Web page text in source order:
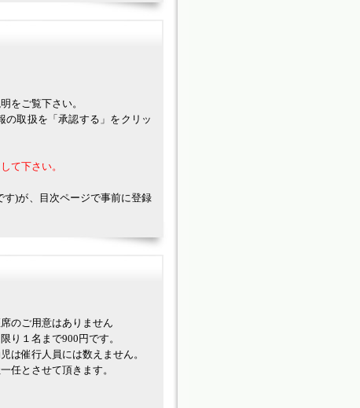
をご覧下さい。
取扱を「承認する」をクリッ
て下さい。
)が、目次ページで事前に登録
のご用意はありません
１名まで900円です。
催⾏人員には数えません。
任とさせて頂きます。